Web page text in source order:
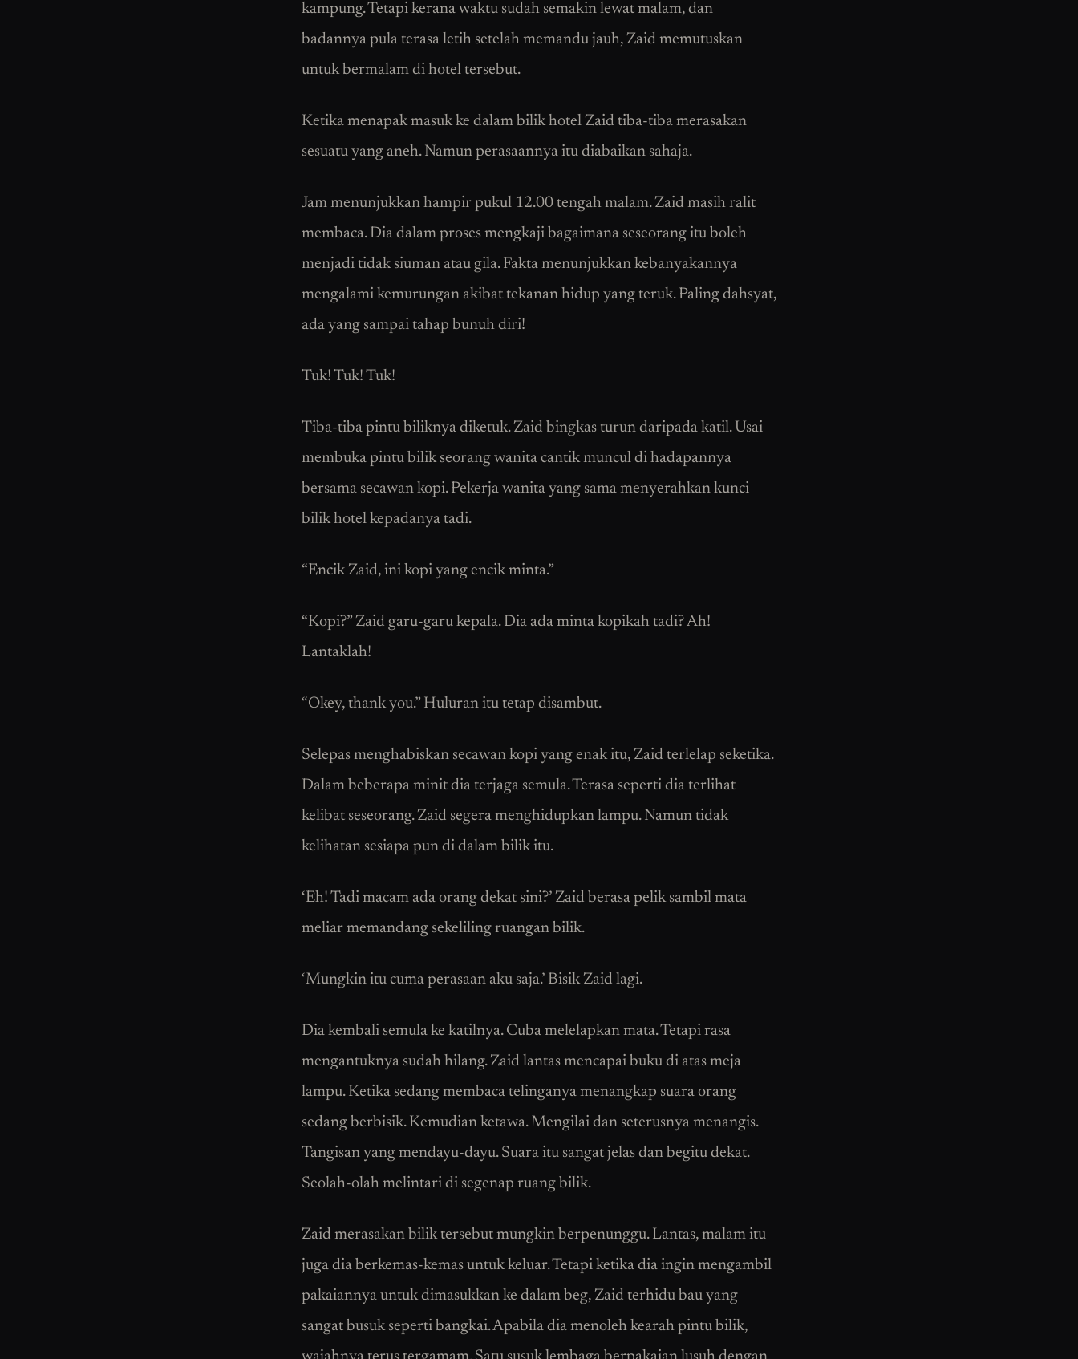
kampung. Tetapi kerana waktu sudah semakin lewat malam, dan
badannya pula terasa letih setelah memandu jauh, Zaid memutuskan
untuk bermalam di hotel tersebut.
Ketika menapak masuk ke dalam bilik hotel Zaid tiba-tiba merasakan
sesuatu yang aneh. Namun perasaannya itu diabaikan sahaja.
Jam menunjukkan hampir pukul 12.00 tengah malam. Zaid masih ralit
membaca. Dia dalam proses mengkaji bagaimana seseorang itu boleh
menjadi tidak siuman atau gila. Fakta menunjukkan kebanyakannya
mengalami kemurungan akibat tekanan hidup yang teruk. Paling dahsyat,
ada yang sampai tahap bunuh diri!
Tuk! Tuk! Tuk!
Tiba-tiba pintu biliknya diketuk. Zaid bingkas turun daripada katil. Usai
membuka pintu bilik seorang wanita cantik muncul di hadapannya
bersama secawan kopi. Pekerja wanita yang sama menyerahkan kunci
bilik hotel kepadanya tadi.
“Encik Zaid, ini kopi yang encik minta.”
“Kopi?” Zaid garu-garu kepala. Dia ada minta kopikah tadi? Ah!
Lantaklah!
“Okey, thank you.” Huluran itu tetap disambut.
Selepas menghabiskan secawan kopi yang enak itu, Zaid terlelap seketika.
Dalam beberapa minit dia terjaga semula. Terasa seperti dia terlihat
kelibat seseorang. Zaid segera menghidupkan lampu. Namun tidak
kelihatan sesiapa pun di dalam bilik itu.
‘Eh! Tadi macam ada orang dekat sini?’ Zaid berasa pelik sambil mata
meliar memandang sekeliling ruangan bilik.
‘Mungkin itu cuma perasaan aku saja.’ Bisik Zaid lagi.
Dia kembali semula ke katilnya. Cuba melelapkan mata. Tetapi rasa
mengantuknya sudah hilang. Zaid lantas mencapai buku di atas meja
lampu. Ketika sedang membaca telinganya menangkap suara orang
sedang berbisik. Kemudian ketawa. Mengilai dan seterusnya menangis.
Tangisan yang mendayu-dayu. Suara itu sangat jelas dan begitu dekat.
Seolah-olah melintari di segenap ruang bilik.
Zaid merasakan bilik tersebut mungkin berpenunggu. Lantas, malam itu
juga dia berkemas-kemas untuk keluar. Tetapi ketika dia ingin mengambil
pakaiannya untuk dimasukkan ke dalam beg, Zaid terhidu bau yang
sangat busuk seperti bangkai. Apabila dia menoleh kearah pintu bilik,